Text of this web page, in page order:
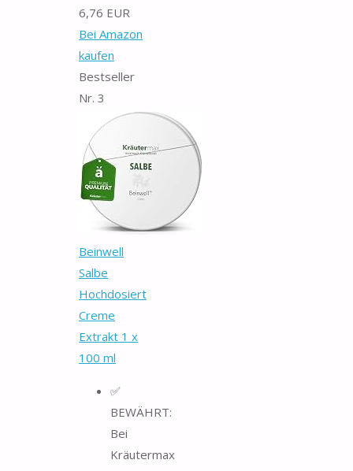
6,76 EUR
Bei Amazon
kaufen
Bestseller
Nr. 3
Beinwell
Salbe
Hochdosiert
Creme
Extrakt 1 x
100 ml
✅
BEWÄHRT:
Bei
Kräutermax